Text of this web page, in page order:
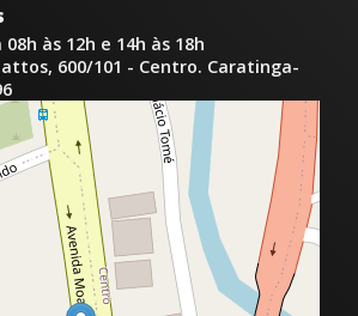
às 12h e 14h às 18h
600/101 - Centro. Caratinga-